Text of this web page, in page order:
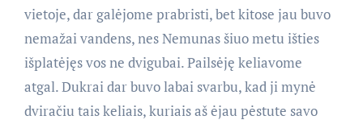
vietoje, dar galėjome prabristi, bet kitose jau buvo
nemažai vandens, nes Nemunas šiuo metu išties
išplatėjęs vos ne dvigubai. Pailsėję keliavome
atgal. Dukrai dar buvo labai svarbu, kad ji mynė
dviračiu tais keliais, kuriais aš ėjau pėstute savo